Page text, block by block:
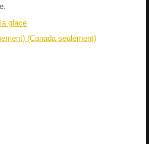
glace
(Canada seulement)